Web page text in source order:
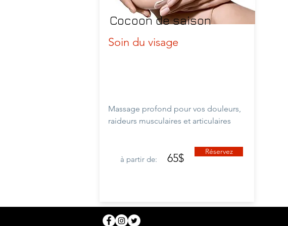
Cocoon de saison
Soin du visage
Massage profond pour vos douleurs,
raideurs musculaires et articulaires
à partir de: 65$ Réservez